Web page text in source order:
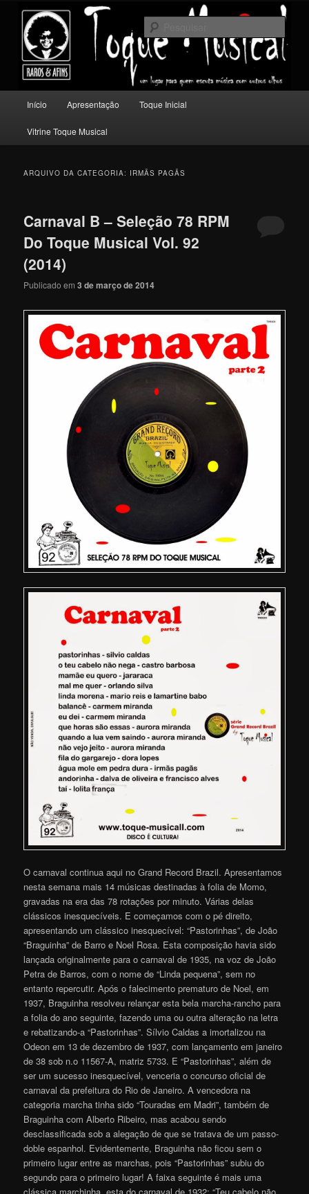
conteúdo
principal
conteúdo
secundário
Toque Musical
Um lugar para quem escuta música com outros olhos.
principal
Início Apresentação Toque Inicial
Vitrine Toque Musical
ARQUIVO DA CATEGORIA: IRMÃS PAGÃS
Carnaval B – Seleção 78 RPM
Do Toque Musical Vol. 92
(2014)
Publicado em3 de março de 2014
O carnaval continua aqui no Grand Record Brazil. Apresentamos
nesta semana mais 14 músicas destinadas à folia de Momo,
gravadas na era das 78 rotações por minuto. Várias delas
clássicos inesquecíveis. E começamos com o pé direito,
apresentando um clássico inesquecível: “Pastorinhas”, de João
“Braguinha” de Barro e Noel Rosa. Esta composição havia sido
lançada originalmente para o carnaval de 1935, na voz de João
Petra de Barros, com o nome de “Linda pequena”, sem no
entanto repercutir. Após o falecimento prematuro de Noel, em
1937, Braguinha resolveu relançar esta bela marcha-rancho para
a folia do ano seguinte, fazendo uma ou outra alteração na letra
e rebatizando-a “Pastorinhas”. Sílvio Caldas a imortalizou na
Odeon em 13 de dezembro de 1937, com lançamento em janeiro
de 38 sob n.o 11567-A, matriz 5733. E “Pastorinhas”, além de
ser um sucesso inesquecível, venceria o concurso oficial de
carnaval da prefeitura do Rio de Janeiro. A vencedora na
categoria marcha tinha sido “Touradas em Madri”, também de
Braguinha com Alberto Ribeiro, mas acabou sendo
desclassificada sob a alegação de que se tratava de um passo-
doble espanhol. Evidentemente, Braguinha não ficou sem o
primeiro lugar entre as marchas, pois “Pastorinhas” subiu do
segundo para o primeiro lugar! A faixa seguinte é mais uma